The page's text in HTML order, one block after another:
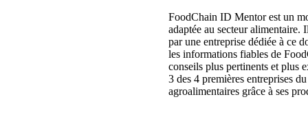
FoodChain ID Mentor est un
adaptée au secteur alimentaire.
par une entreprise dédiée à ce
les informations fiables de
conseils plus pertinents et plus
3 des 4 premières entreprises
agroalimentaires grâce à ses